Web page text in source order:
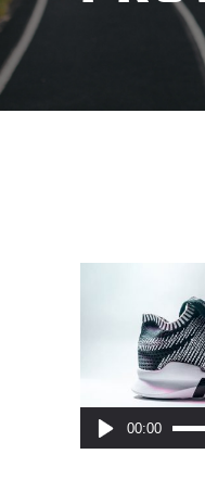
Audio
Player
00:00